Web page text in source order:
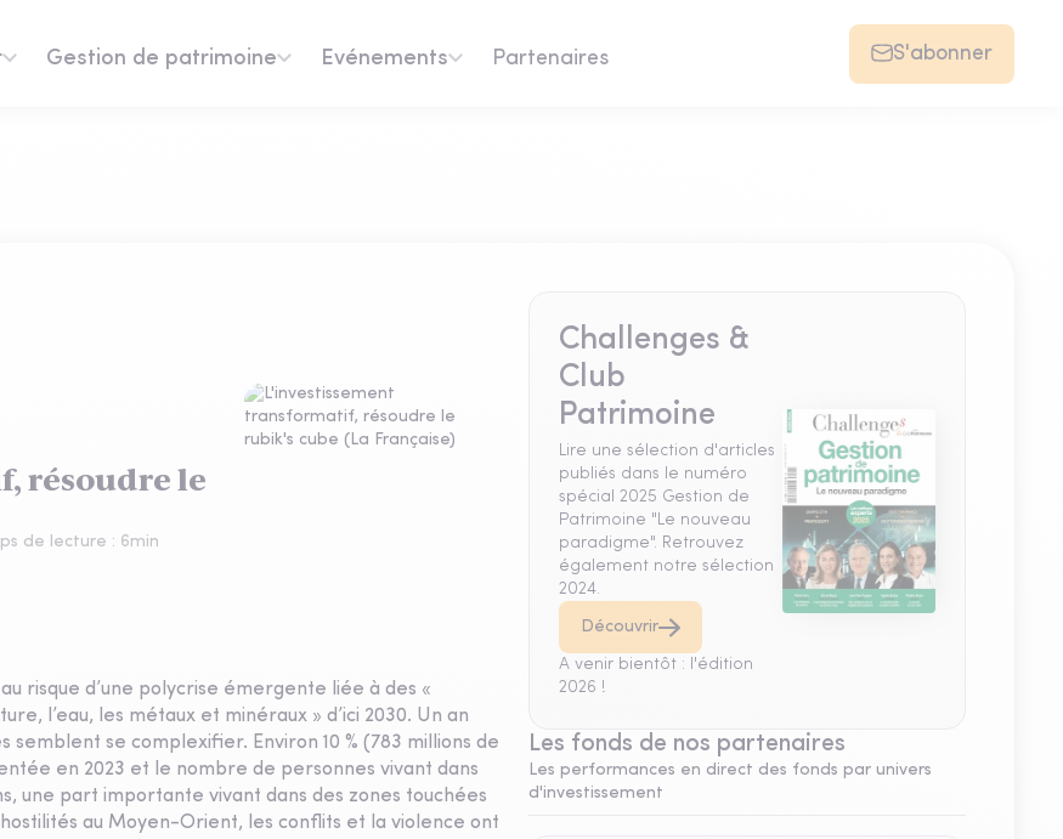
Gestion de patrimoine Evénements Partenaires S'abonner
résoudre le
de lecture : 6min
risque d’une polycrise émergente liée à des «
l’eau, les métaux et minéraux » d’ici 2030. Un an
se complexifier. Environ 10 % (783 millions de
en 2023 et le nombre de personnes vivant dans
une part importante vivant dans des zones touchées
au Moyen-Orient, les conflits et la violence ont
Challenges &
Club
Patrimoine
Lire une sélection d'articles
publiés dans le numéro
spécial 2025 Gestion de
Patrimoine "Le nouveau
paradigme". Retrouvez
également notre sélection
2024.
Découvrir
A venir bientôt : l'édition
2026 !
Les fonds de nos partenaires
Les performances en direct des fonds par univers
d'investissement